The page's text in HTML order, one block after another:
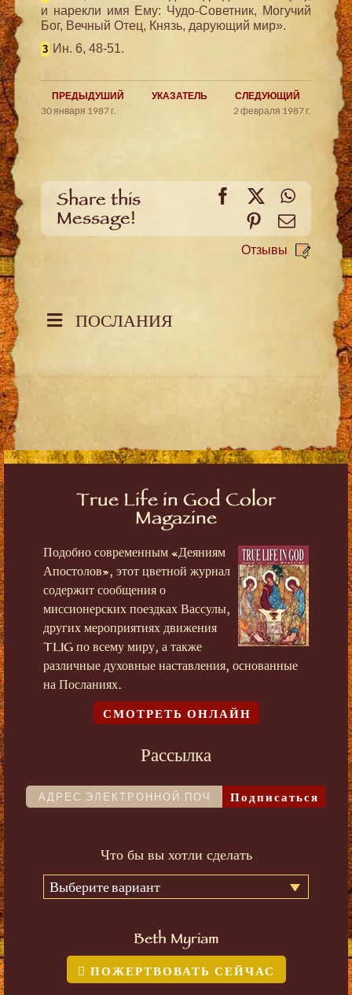
и нарекли имя Ему: Чудо-Советник, Могучий
Бог, Вечный Отец, Князь, дарующий мир».
3 Ин. 6, 48-51.
ПРЕДЫДУШИЙ УКАЗАТЕЛЬ
СЛЕДУЮЩИЙ
30 января 1987 г.
2 февраля 1987 г.
Share this
Message!
Facebook
X
Pinterest
Email
Отзывы
ПОСЛАНИЯ
True Life in God Color
Magazine
Подобно современным «Деяниям
Апостолов», этот цветной журнал
содержит сообщения о
миссионерских поездках Вассулы,
других мероприятиях движения
TLIG по всему миру, а также
различные духовные наставления, основанные
на Посланиях.
СМОТРЕТЬ ОНЛАЙН
Рассылка
Подписаться
Что бы вы хотли сделать
Выберите вариант
Beth Myriam
ПОЖЕРТВОВАТЬ СЕЙЧАС